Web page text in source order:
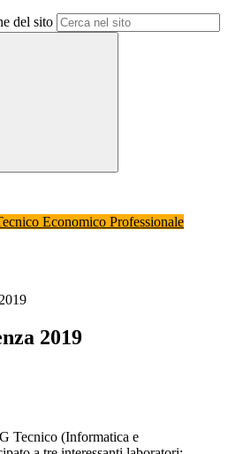
del sito
Economico Professionale
2019
Tecnico (Informatica e